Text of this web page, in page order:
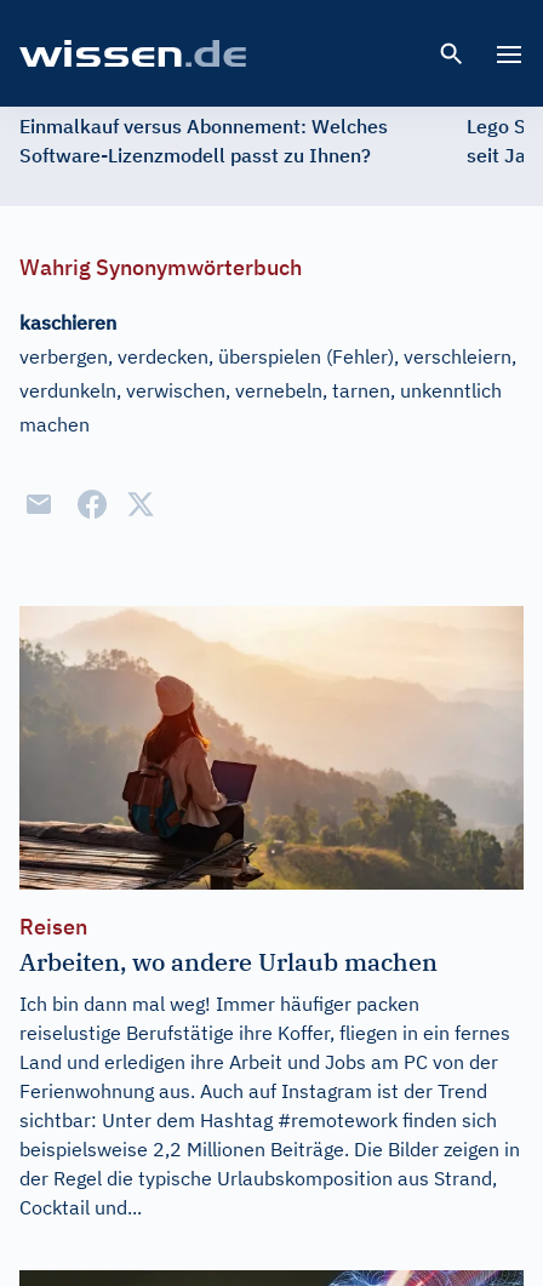
Einmalkauf versus Abonnement: Welches
Software-Lizenzmodell passt zu Ihnen?
Lego
seit
Wahrig Synonymwörterbuch
kaschieren
verbergen, verdecken, überspielen (Fehler), verschleiern,
verdunkeln, verwischen, vernebeln, tarnen, unkenntlich
machen
Reisen
Arbeiten, wo andere Urlaub machen
Ich bin dann mal weg! Immer häufiger packen
reiselustige Berufstätige ihre Koffer, fliegen in ein fernes
Land und erledigen ihre Arbeit und Jobs am PC von der
Ferienwohnung aus. Auch auf Instagram ist der Trend
sichtbar: Unter dem Hashtag #remotework finden sich
beispielsweise 2,2 Millionen Beiträge. Die Bilder zeigen in
der Regel die typische Urlaubskomposition aus Strand,
Cocktail und...